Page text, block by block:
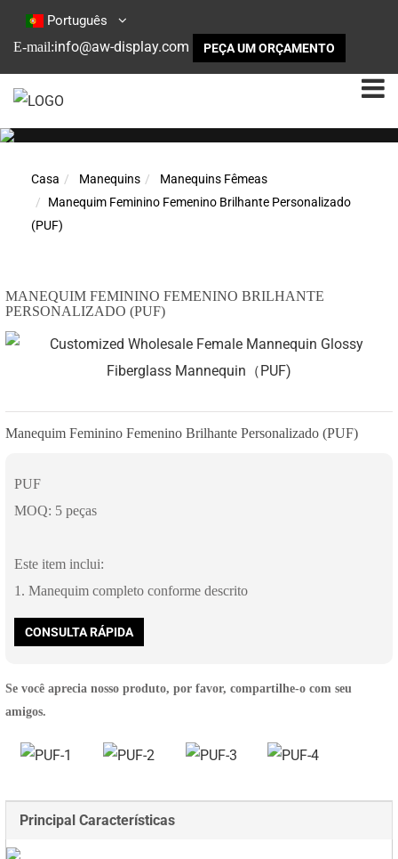
Português
E-mail:info@aw-display.com PEÇA UM ORÇAMENTO
Casa Manequins
Manequins Fêmeas
Manequim Feminino Femenino Brilhante Personalizado
(PUF)
MANEQUIM FEMININO FEMENINO BRILHANTE
PERSONALIZADO (PUF)
Manequim Feminino Femenino Brilhante Personalizado (PUF)
PUF
MOQ: 5 peças
Este item inclui:
1. Manequim completo conforme descrito
CONSULTA RÁPIDA
Se você aprecia nosso produto, por favor, compartilhe-o com seu
amigos.
Principal Características